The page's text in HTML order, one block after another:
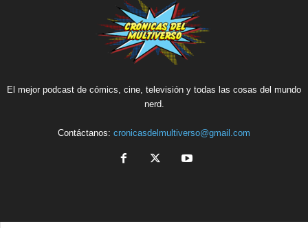
El mejor podcast de cómics, cine, televisión y todas las cosas del mundo
nerd.
Contáctanos: cronicasdelmultiverso@gmail.com